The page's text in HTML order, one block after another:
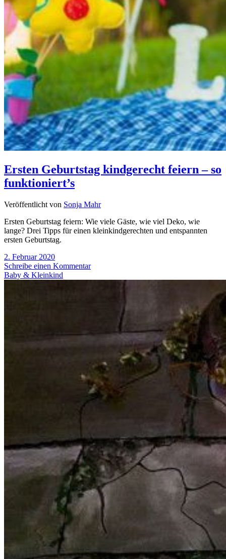
Ersten Geburtstag kindgerecht feiern – so
funktioniert’s
Veröffentlicht von Sonja Mahr
Ersten Geburtstag feiern: Wie viele Gäste, wie viel Deko, wie
lange? Drei Tipps für einen kleinkindgerechten und entspannten
ersten Geburtstag.
2. Februar 2020
Schreibe einen Kommentar
Baby & Kleinkind